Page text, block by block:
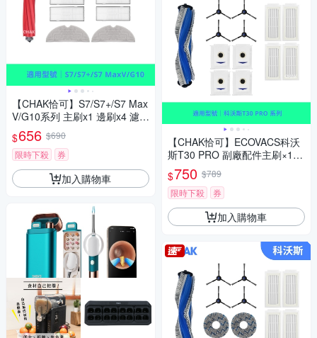
【CHAK恰可】S7/S7+/S7 Max
V/G10系列 主刷x1 邊刷x4 濾網
x4 灰色拖布x2
$656 $690
限時下殺
券
加入購物車
【CHAK恰可】ECOVACS科沃
斯T30 PRO 副廠配件主刷×1
邊刷×4 濾網×4 集塵袋x4
$750 $789
限時下殺
券
加入購物車